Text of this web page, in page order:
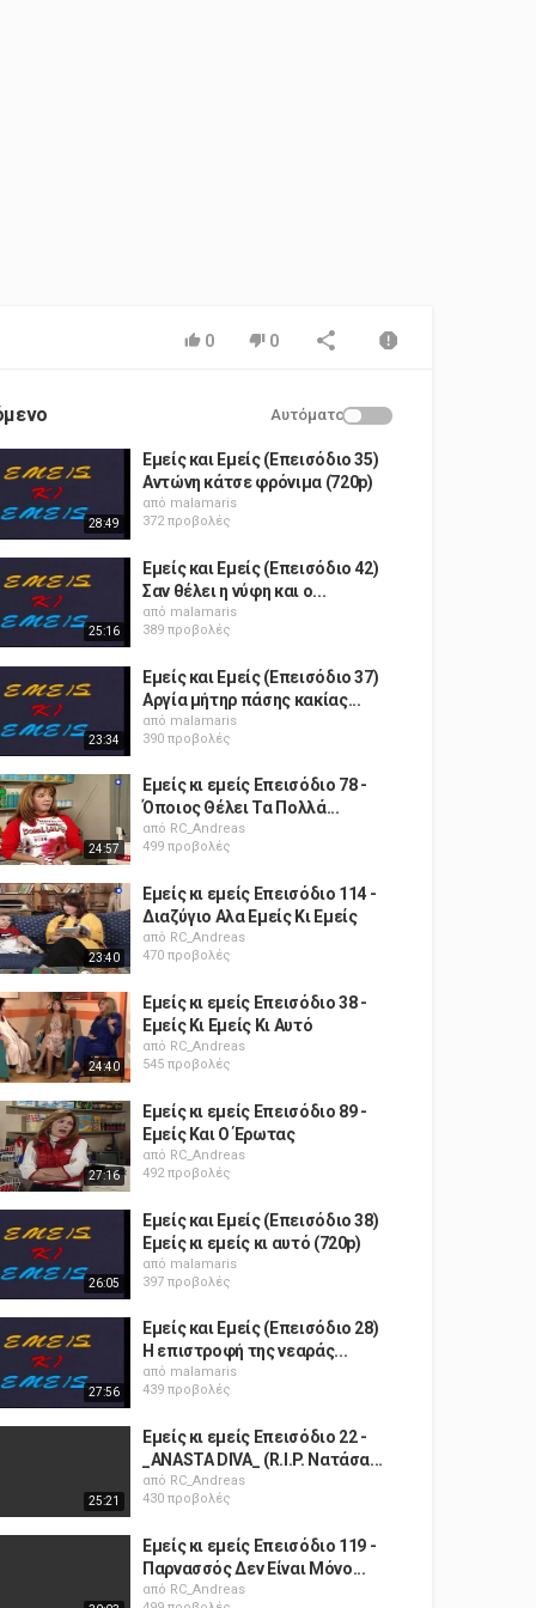
0 0
Αυτόματο
28:49
Εμείς και Εμείς (Επεισόδιο 35)
Αντώνη κάτσε φρόνιμα (720p)
από malamaris
372 προβολές
25:16
Εμείς και Εμείς (Επεισόδιο 42)
Σαν θέλει η νύφη και ο...
από malamaris
389 προβολές
23:34
Εμείς και Εμείς (Επεισόδιο 37)
Αργία μήτηρ πάσης κακίας...
από malamaris
390 προβολές
24:57
Εμείς κι εμείς Επεισόδιο 78 -
Όποιος Θέλει Τα Πολλά...
από RC_Andreas
499 προβολές
23:40
Εμείς κι εμείς Επεισόδιο 114 -
Διαζύγιο Αλα Εμείς Κι Εμείς
από RC_Andreas
470 προβολές
24:40
Εμείς κι εμείς Επεισόδιο 38 -
Εμείς Κι Εμείς Κι Αυτό
από RC_Andreas
545 προβολές
27:16
Εμείς κι εμείς Επεισόδιο 89 -
Εμείς Και Ο Έρωτας
από RC_Andreas
492 προβολές
26:05
Εμείς και Εμείς (Επεισόδιο 38)
Εμείς κι εμείς κι αυτό (720p)
από malamaris
397 προβολές
27:56
Εμείς και Εμείς (Επεισόδιο 28)
Η επιστροφή της νεαράς...
από malamaris
439 προβολές
25:21
Εμείς κι εμείς Επεισόδιο 22 -
_ANASTA DIVA_ (R.I.P. Νατάσα...
από RC_Andreas
430 προβολές
Εμείς κι εμείς Επεισόδιο 119 -
Παρνασσός Δεν Είναι Μόνο...
από RC_Andreas